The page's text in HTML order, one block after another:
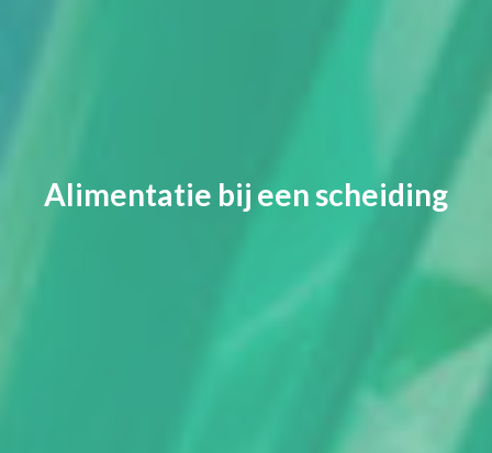
Alimentatie bij een scheiding